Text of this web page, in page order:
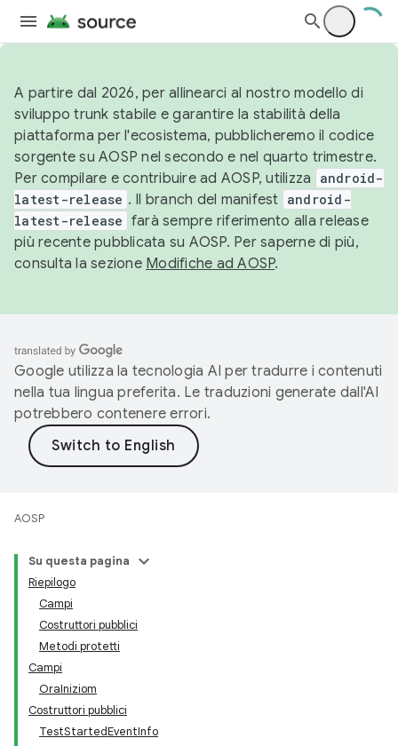
A partire dal 2026, per allinearci al nostro modello di
sviluppo trunk stabile e garantire la stabilità della
piattaforma per l'ecosistema, pubblicheremo il codice
sorgente su AOSP nel secondo e nel quarto trimestre.
Per compilare e contribuire ad AOSP, utilizza
android-
latest-release . Il branch del manifest android-
latest-release farà sempre riferimento alla release
più recente pubblicata su AOSP. Per saperne di più,
consulta la sezione Modifiche ad AOSP.
Google utilizza la tecnologia AI per tradurre i contenuti
nella tua lingua preferita. Le traduzioni generate dall'AI
potrebbero contenere errori.
AOSP
Su questa pagina
Riepilogo
Campi
Costruttori pubblici
Metodi protetti
Campi
OraIniziom
Costruttori pubblici
TestStartedEventInfo